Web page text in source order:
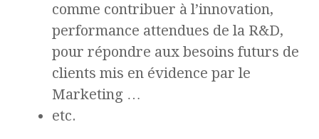
comme contribuer à l’innovation,
performance attendues de la R&D,
pour répondre aux besoins futurs de
clients mis en évidence par le
Marketing …
etc.